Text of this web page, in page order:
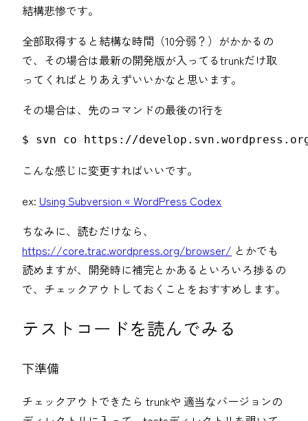
結構悲惨です。
全部取得すると結構な時間（10分弱？）がかかるの
で、その場合は最新の開発版が入ってるtrunkだけ取
ってくればとりあえずいいかなと思います。
その場合は、先のコマンドの最後の1行を
$ svn co https://
こんな感じに変更すればいいです。
ex: Using Subversion « WordPress Codex
ちなみに、読むだけなら、
https://core.trac.wordpress.org/browser/ とかでも
読めますが、開発時に補完とかあるといろいろ捗るの
で、チェックアウトしておくことをおすすめします。
テストコードを読んでみる
下準備
チェックアウトできたら trunkや 適当なバージョンの